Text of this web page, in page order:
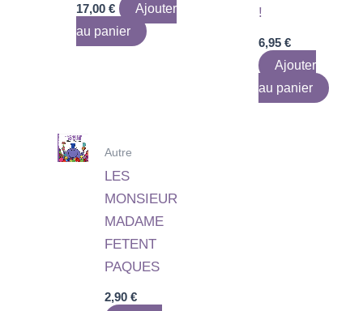
17,00€
Ajouter
au panier
!
6,95 €
Ajouter
au panier
Autre
LES
MONSIEUR
MADAME
FETENT
PAQUES
2,90€